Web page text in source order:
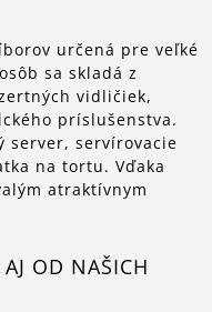
určená pre veľké
sa skladá z
vidličiek,
príslušenstva.
server, servírovacie
na tortu. Vďaka
atraktívnym
OD NAŠICH